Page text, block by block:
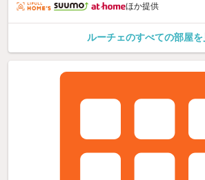
ほか提供
ルーチェのすべての部屋を